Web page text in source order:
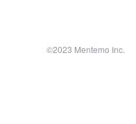
©2023 Mentemo Inc.